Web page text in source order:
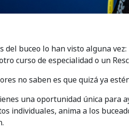
del buceo lo han visto alguna
curso de especialidad o un
no saben es que quizá ya
una oportunidad única para
individuales, anima a los